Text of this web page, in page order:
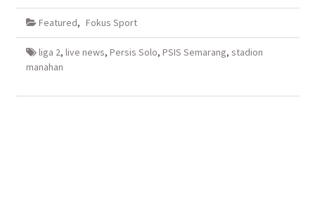
Facebook(Membuka
jendela
baru)
Twitter(Membuka
jendela
baru)
Google+
di
yang
baru)
WhatsApp(Membuka
baru)
Featured, Fokus Sport
liga 2, live news, Persis Solo, PSIS Semarang, stadion
manahan